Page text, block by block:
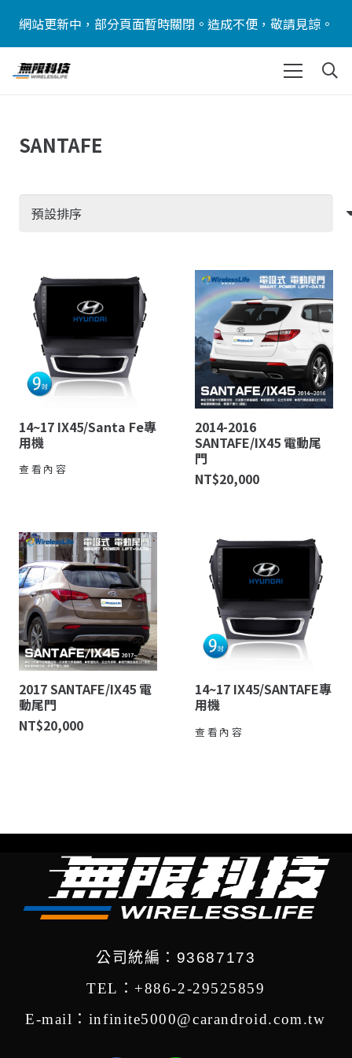
網站更新中，部分頁面暫時關閉。造成不便，敬請見諒。
SANTAFE
14~17 IX45/Santa Fe專
用機
查看內容
2014-2016
SANTAFE/IX45 電動尾
門
NT$20,000
2017 SANTAFE/IX45 電
動尾門
NT$20,000
14~17 IX45/SANTAFE專
用機
查看內容
公司統編：93687173
TEL：+886-2-29525859
E-mail：infinite5000@carandroid.com.tw